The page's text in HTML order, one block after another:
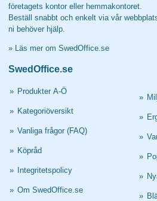
företagets kontor eller hemmakontoret.
Beställ snabbt och enkelt via vår
ni behöver hjälp.
» Läs mer om SwedOffice.se
SwedOffice.se
» Produkter A-Ö
» Kategoriöversikt
» Vanliga frågor (FAQ)
» Köpråd
» Integritetspolicy
» Om SwedOffice.se
»
»
»
»
»
»